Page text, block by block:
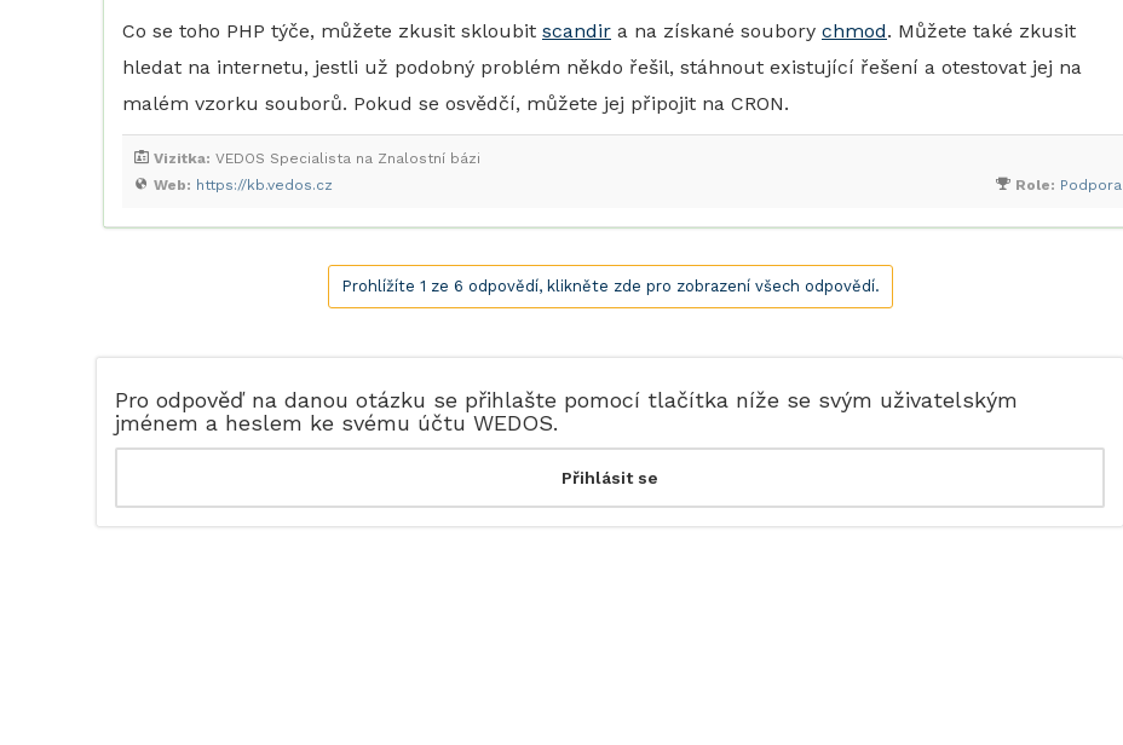
Co se toho PHP týče, můžete zkusit skloubit scandir a na získané soubory chmod. Můžete také zkusit
hledat na internetu, jestli už podobný problém někdo řešil, stáhnout existující řešení a otestovat jej na
malém vzorku souborů. Pokud se osvědčí, můžete jej připojit na CRON.
Role: Podpora
Web: https://kb.vedos.cz
Vizitka: VEDOS Specialista na Znalostní bázi
Prohlížíte 1 ze 6 odpovědí, klikněte zde pro zobrazení všech odpovědí.
Pro odpověď na danou otázku se přihlašte pomocí tlačítka níže se svým uživatelským
jménem a heslem ke svému účtu WEDOS.